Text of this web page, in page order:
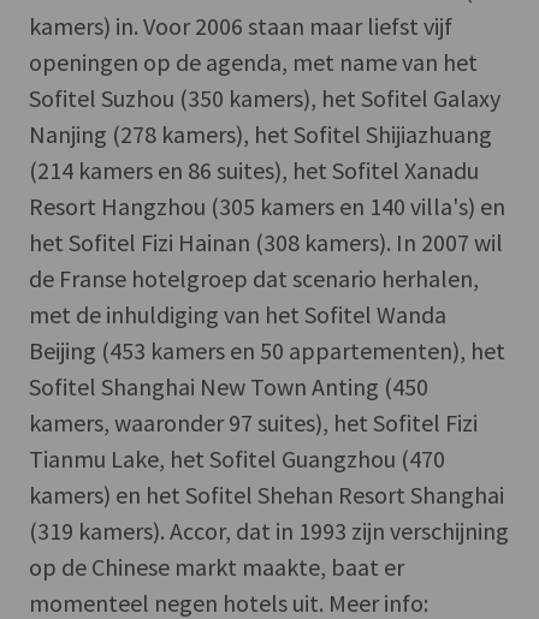
kamers) in. Voor 2006 staan maar liefst vijf
openingen op de agenda, met name van het
Sofitel Suzhou (350 kamers), het Sofitel Galaxy
Nanjing (278 kamers), het Sofitel Shijiazhuang
(214 kamers en 86 suites), het Sofitel Xanadu
Resort Hangzhou (305 kamers en 140 villa's) en
het Sofitel Fizi Hainan (308 kamers). In 2007 wil
de Franse hotelgroep dat scenario herhalen,
met de inhuldiging van het Sofitel Wanda
Beijing (453 kamers en 50 appartementen), het
Sofitel Shanghai New Town Anting (450
kamers, waaronder 97 suites), het Sofitel Fizi
Tianmu Lake, het Sofitel Guangzhou (470
kamers) en het Sofitel Shehan Resort Shanghai
(319 kamers). Accor, dat in 1993 zijn verschijning
op de Chinese markt maakte, baat er
momenteel negen hotels uit. Meer info: